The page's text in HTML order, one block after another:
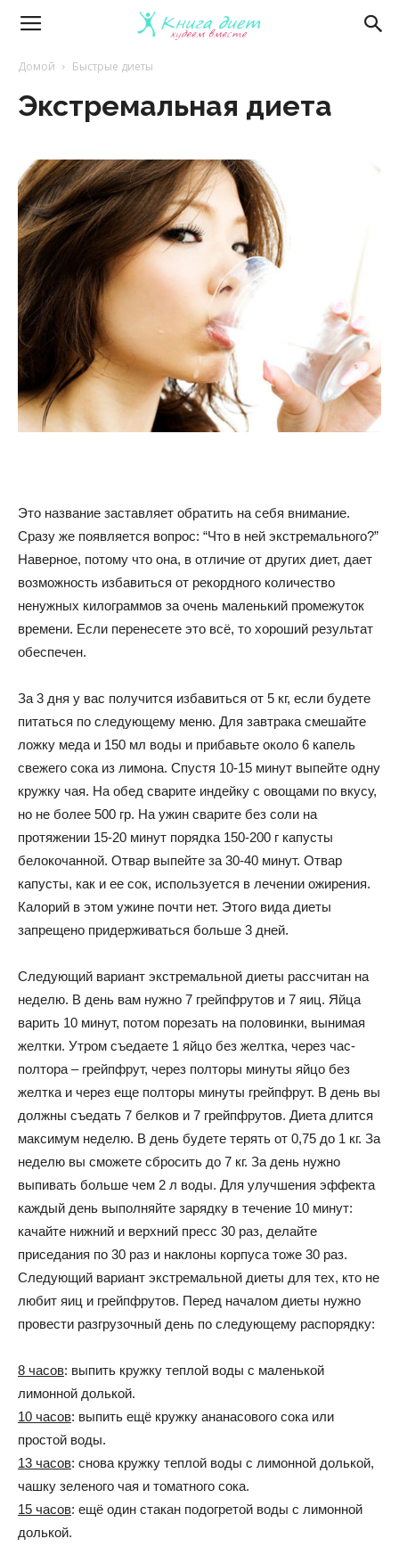
Книга
диет
эффективные
диеты
для
похудения
Домой Быстрые диеты
Экстремальная диета
Это название заставляет обратить на себя внимание.
Сразу же появляется вопрос: “Что в ней экстремального?”
Наверное, потому что она, в отличие от других диет, дает
возможность избавиться от рекордного количество
ненужных килограммов за очень маленький промежуток
времени. Если перенесете это всё, то хороший результат
обеспечен.
За 3 дня у вас получится избавиться от 5 кг, если будете
питаться по следующему меню. Для завтрака смешайте
ложку меда и 150 мл воды и прибавьте около 6 капель
свежего сока из лимона. Спустя 10-15 минут выпейте одну
кружку чая. На обед сварите индейку с овощами по вкусу,
но не более 500 гр. На ужин сварите без соли на
протяжении 15-20 минут порядка 150-200 г капусты
белокочанной. Отвар выпейте за 30-40 минут. Отвар
капусты, как и ее сок, используется в лечении ожирения.
Калорий в этом ужине почти нет. Этого вида диеты
запрещено придерживаться больше 3 дней.
Следующий вариант экстремальной диеты рассчитан на
неделю. В день вам нужно 7 грейпфрутов и 7 яиц. Яйца
варить 10 минут, потом порезать на половинки, вынимая
желтки. Утром съедаете 1 яйцо без желтка, через час-
полтора – грейпфрут, через полторы минуты яйцо без
желтка и через еще полторы минуты грейпфрут. В день вы
должны съедать 7 белков и 7 грейпфрутов. Диета длится
максимум неделю. В день будете терять от 0,75 до 1 кг. За
неделю вы сможете сбросить до 7 кг. За день нужно
выпивать больше чем 2 л воды. Для улучшения эффекта
каждый день выполняйте зарядку в течение 10 минут:
качайте нижний и верхний пресс 30 раз, делайте
приседания по 30 раз и наклоны корпуса тоже 30 раз.
Следующий вариант экстремальной диеты для тех, кто не
любит яиц и грейпфрутов. Перед началом диеты нужно
провести разгрузочный день по следующему распорядку:
8 часов: выпить кружку теплой воды с маленькой
лимонной долькой.
10 часов: выпить ещё кружку ананасового сока или
простой воды.
13 часов: снова кружку теплой воды с лимонной долькой,
чашку зеленого чая и томатного сока.
15 часов: ещё один стакан подогретой воды с лимонной
долькой.